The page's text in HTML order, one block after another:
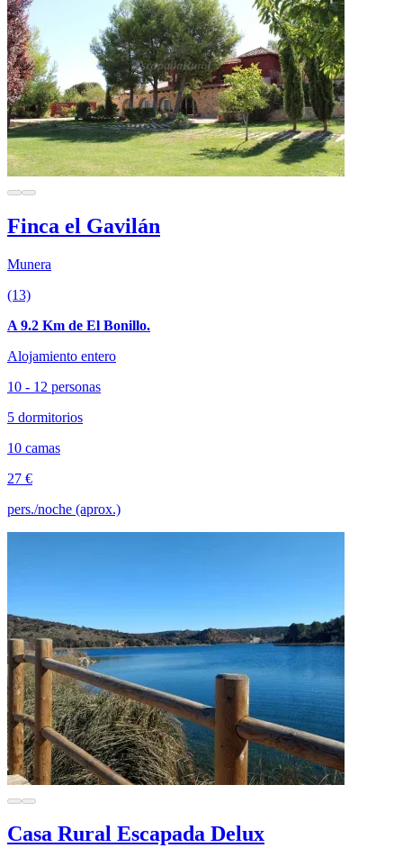
Finca el Gavilán
Munera
(13)
A 9.2 Km de El Bonillo.
Alojamiento entero
10 - 12 personas
5 dormitorios
10 camas
27 €
pers./noche (aprox.)
Casa Rural Escapada Delux